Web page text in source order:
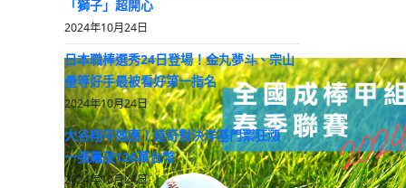
「獅子」超開心
2024年10月24日
日本職棒選秀24日登場！金丸夢斗、宗山
壘等好手最被看好第一指名
2024年10月24日
大谷翔平效應！道奇對決洋基門票狂漲
一張飆破126萬台幣
2024年10月24日